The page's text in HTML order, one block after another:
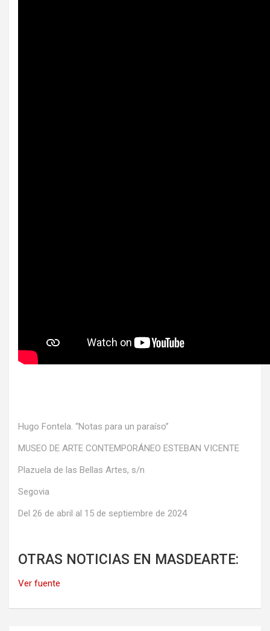
Hugo Fontela. “Notas para un paraíso”
MUSEO DE ARTE CONTEMPORÁNEO ESTEBAN VICENTE
Plazuela de las Bellas Artes, s/n
Segovia
Del 26 de abril al 15 de septiembre de 2024
OTRAS NOTICIAS EN MASDEARTE:
Ver fuente